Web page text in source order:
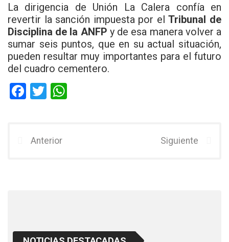
La dirigencia de Unión La Calera confía en
revertir la sanción impuesta por elTribunal de
Disciplina de la ANFP y de esa manera volver a
sumar seis puntos, que en su actual situación,
pueden resultar muy importantes para el futuro
del cuadro cementero.
F
b
T
er
Anterior Siguiente